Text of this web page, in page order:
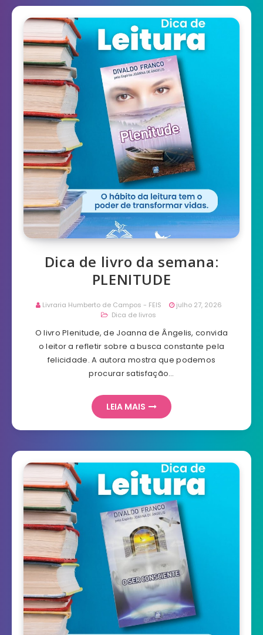
Dica de livro da semana:
PLENITUDE
Livraria Humberto de Campos - FEIS
julho 27, 2026
Dica de livros
O livro Plenitude, de Joanna de Ângelis, convida
o leitor a refletir sobre a busca constante pela
felicidade. A autora mostra que podemos
procurar satisfação…
LEIA MAIS